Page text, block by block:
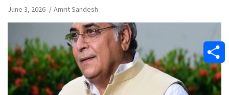
June 3, 2026 Amrit Sandesh
S